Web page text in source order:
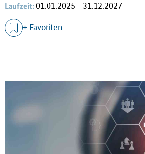
Laufzeit:01.01.2025 - 31.12.2027
+ Favoriten